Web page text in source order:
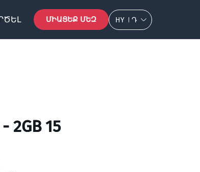
ՄԻԱՑԵՔ ՄԵԶ HY Դ
15